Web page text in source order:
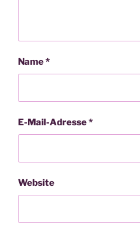
Name*
E-Mail-Adresse*
Website